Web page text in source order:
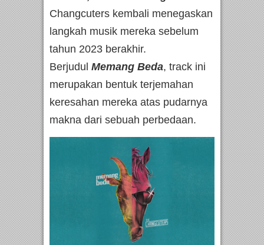
Changcuters kembali menegaskan
langkah musik mereka sebelum
tahun 2023 berakhir.
Berjudul Memang Beda, track ini
merupakan bentuk terjemahan
keresahan mereka atas pudarnya
makna dari sebuah perbedaan.